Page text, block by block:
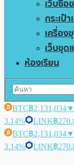
เว็บซื้อ
กระเป๋
เครื่อง
เว็บขุด
ห้องเรียน
BTC฿2,131,034▼
3.14%
LINK฿
BTC฿2,131,034▼
3.14%
LINK฿